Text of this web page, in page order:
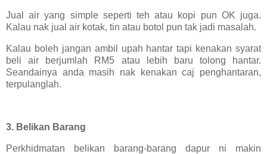
Jual air yang simple seperti teh atau kopi pun OK juga.
Kalau nak jual air kotak, tin atau botol pun tak jadi masalah.
Kalau boleh jangan ambil upah hantar tapi kenakan syarat
beli air berjumlah RM5 atau lebih baru tolong hantar.
Seandainya anda masih nak kenakan caj penghantaran,
terpulanglah.
3. Belikan Barang
Perkhidmatan belikan barang-barang dapur ni makin